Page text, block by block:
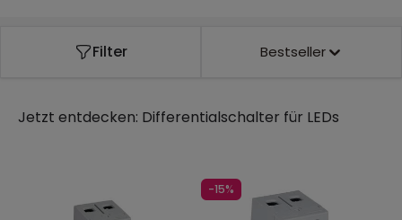
LEGRAND Differentialschalter für Haushalts- und
entwickelt wurden. Entdecken Sie professionelle
Filter Bestseller
Jetzt entdecken: Differentialschalter für LEDs
-15%